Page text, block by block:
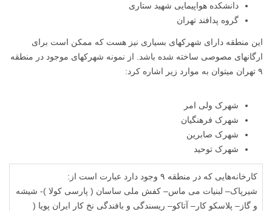
دانشکده هواپیمایی شهید ستاری
گروه پدافند تهران
این منطقه دارای شهرکهای بسیاری نیز هست که ممکن است برای
ارگانهای مصوصی ساخته شده باشد. از نمونه شهرکهای موجود در منطقه
۹ تهران میتوان به موارد زیر اشاره کرد:
شهرک ولی امر
شهرک فرهنگیان
شهرک صابرین
شهرک توحید
کارخانه‌هایی که در منطقه ۹ وجود دارد عبارت است از:
شیرپاک– لبنیات می ماس– کفش ملی ساسان ( پارسی کولا )- شیشه
و گاز– پلاسکو کار– آتاکو– ریسندگی و بافندگی نخ کار ایران پویا (